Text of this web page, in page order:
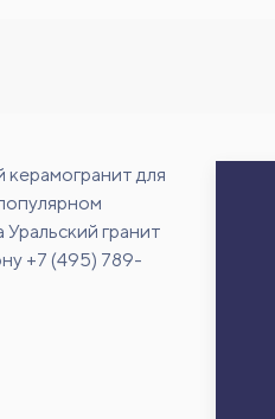
для
гранит
+7 (495) 789-